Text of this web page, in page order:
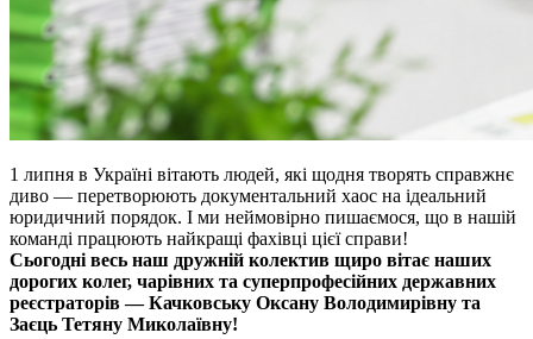
1 липня в Україні вітають людей, які щодня творять справжнє
диво — перетворюють документальний хаос на ідеальний
юридичний порядок. І ми неймовірно пишаємося, що в нашій
команді працюють найкращі фахівці цієї справи!
Сьогодні весь наш дружній колектив щиро вітає наших
дорогих колег, чарівних та суперпрофесійних державних
реєстраторів — Качковську Оксану Володимирівну та
Заєць Тетяну Миколаївну!